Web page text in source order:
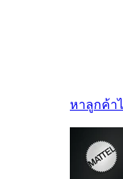
หาลูกค้า